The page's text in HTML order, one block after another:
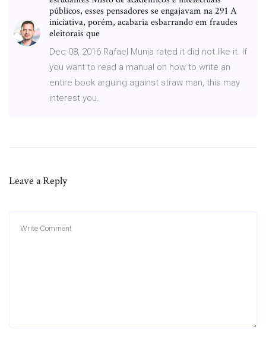
públicos, esses pensadores se engajavam na 291 A
iniciativa, porém, acabaria esbarrando em fraudes
eleitorais que
Dec 08, 2016 Rafael Munia rated it did not like it. If
you want to read a manual on how to write an
entire book arguing against straw man, this may
interest you.
Leave a Reply